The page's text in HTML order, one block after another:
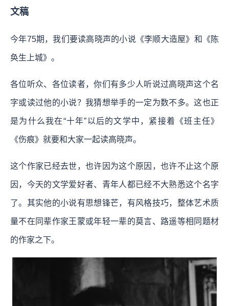
文稿
今年75期，我们要读高晓声的小说《李顺大造屋》和《陈
奂生上城》。
各位听众、各位读者，你们有多少人听说过高晓声这个名
字或读过他的小说？我猜想举手的一定为数不多。这也正
是为什么我在“十年”以后的文学中，紧接着《班主任》
《伤痕》就要和大家一起读高晓声。
这个作家已经去世，也许因为这个原因，也许不止这个原
因，今天的文学爱好者、青年人都已经不大熟悉这个名字
了。其实他的小说有思想锋芒，有风格技巧，整体艺术质
量不在同辈作家王蒙或年轻一辈的莫言、路遥等相同题材
的作家之下。